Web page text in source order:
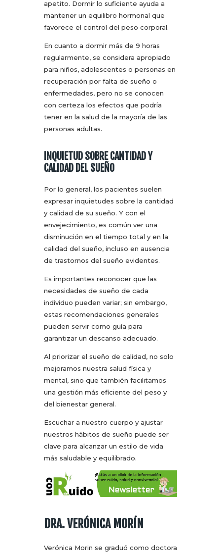
apetito. Dormir lo suficiente ayuda a
mantener un equilibro hormonal que
favorece el control del peso corporal.
En cuanto a dormir más de 9 horas
regularmente, se considera apropiado
para niños, adolescentes o personas en
recuperación por falta de sueño o
enfermedades, pero no se conocen
con certeza los efectos que podría
tener en la salud de la mayoría de las
personas adultas.
INQUIETUD SOBRE CANTIDAD Y
CALIDAD DEL SUEÑO
Por lo general, los pacientes suelen
expresar inquietudes sobre la cantidad
y calidad de su sueño. Y con el
envejecimiento, es común ver una
disminución en el tiempo total y en la
calidad del sueño, incluso en ausencia
de trastornos del sueño evidentes.
Es importantes reconocer que las
necesidades de sueño de cada
individuo pueden variar; sin embargo,
estas recomendaciones generales
pueden servir como guía para
garantizar un descanso adecuado.
Al priorizar el sueño de calidad, no solo
mejoramos nuestra salud física y
mental, sino que también facilitamos
una gestión más eficiente del peso y
del bienestar general.
Escuchar a nuestro cuerpo y ajustar
nuestros hábitos de sueño puede ser
clave para alcanzar un estilo de vida
más saludable y equilibrado.
DRA. VERÓNICA MORÍN
Verónica Morin se graduó como doctora